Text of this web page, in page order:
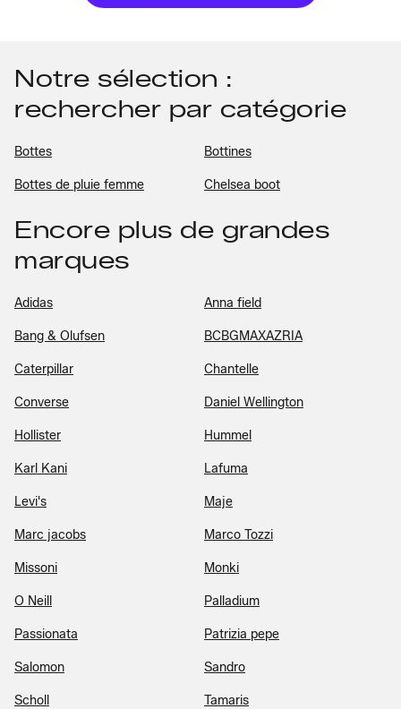
Notre sélection :
rechercher par catégorie
Bottes Bottines
Bottes de pluie femme Chelsea boot
Encore plus de grandes
marques
Adidas Anna field
Bang & Olufsen BCBGMAXAZRIA
Caterpillar Chantelle
Converse Daniel Wellington
Hollister Hummel
Karl Kani Lafuma
Levi's Maje
Marc jacobs Marco Tozzi
Missoni Monki
O Neill Palladium
Passionata Patrizia pepe
Salomon Sandro
Scholl Tamaris